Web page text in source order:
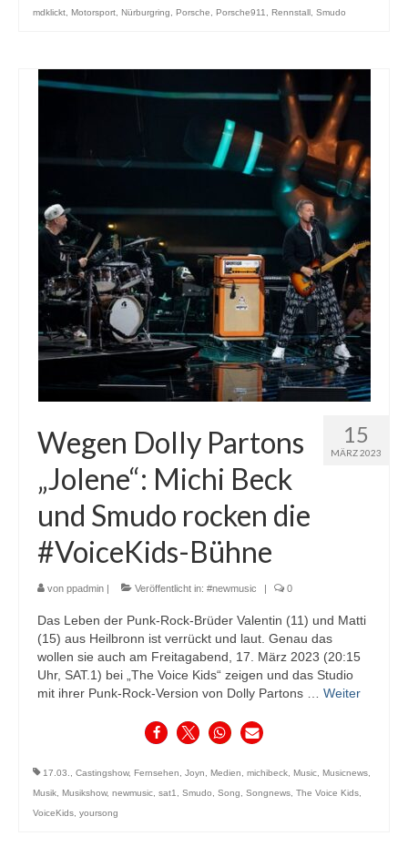
mdklickt, Motorsport, Nürburgring, Porsche, Porsche911, Rennstall , Smudo
15
MÄRZ 2023
Wegen Dolly Partons
„Jolene“: Michi Beck
und Smudo rocken die
#VoiceKids-Bühne
von ppadmin Veröffentlicht in: #newmusic 0
Das Leben der Punk-Rock-Brüder Valentin (11) und Matti
(15) aus Heilbronn ist verrückt und laut. Genau das
wollen sie auch am Freitagabend, 17. März 2023 (20:15
Uhr, SAT.1) bei „The Voice Kids“ zeigen und das Studio
mit ihrer Punk-Rock-Version von Dolly Partons … Weiter
17.03., Castingshow, Fernsehen, Joyn, Medien, michibeck, Music, Musicnews,
Musik, Musikshow, newmusic, sat1, Smudo, Song, Songnews, The Voice Kids,
VoiceKids, yoursong